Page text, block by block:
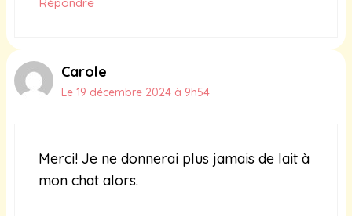
Carole
Le 19 décembre 2024 à 9h54
Merci! Je ne donnerai plus jamais de lait à
mon chat alors.